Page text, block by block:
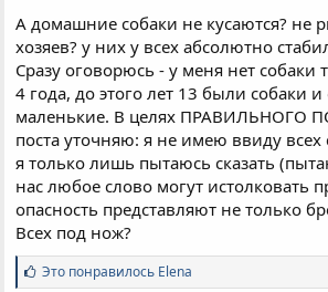
А домашние собаки не кусаются? не
хозяев? у них у всех абсолютно
Сразу оговорюсь - у меня нет собаки
4 года, до этого лет 13 были собаки
маленькие. В целях ПРАВИЛЬНОГО
поста уточняю: я не имею ввиду всех
я только лишь пытаюсь сказать
нас любое слово могут истолковать
опасность представляют не только
Всех под нож?
С
и
Это понравилось Elena